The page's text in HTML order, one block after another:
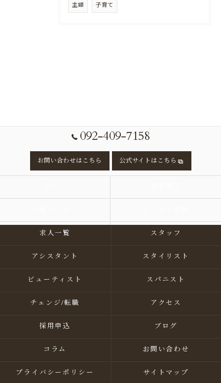
主婦 子育て
092-409-7158
お問い合わせはこちら 公式サイトはこちら
求人一覧 スタッフ
アシスタント スタイリスト
ビューティスト スパニスト
チェンジ/転職 アクセス
採用申込 ブログ
コラム お問い合わせ
プライバシーポリシー サイトマップ